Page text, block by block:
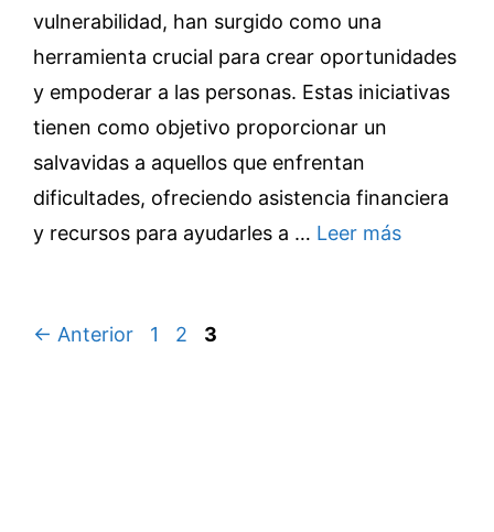
vulnerabilidad, han surgido como una
herramienta crucial para crear oportunidades
y empoderar a las personas. Estas iniciativas
tienen como objetivo proporcionar un
salvavidas a aquellos que enfrentan
dificultades, ofreciendo asistencia financiera
y recursos para ayudarles a … Leer más
← Anterior Página
1 Página
2 Página
3